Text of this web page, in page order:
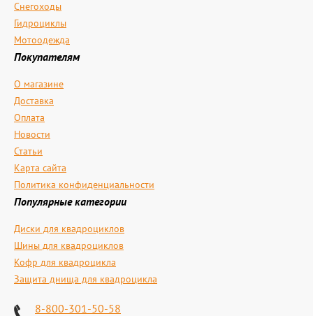
Снегоходы
Гидроциклы
Мотоодежда
Покупателям
О магазине
Доставка
Оплата
Новости
Статьи
Карта сайта
Политика конфиденциальности
Популярные категории
Диски для квадроциклов
Шины для квадроциклов
Кофр для квадроцикла
Защита днища для квадроцикла
8-800-301-50-58